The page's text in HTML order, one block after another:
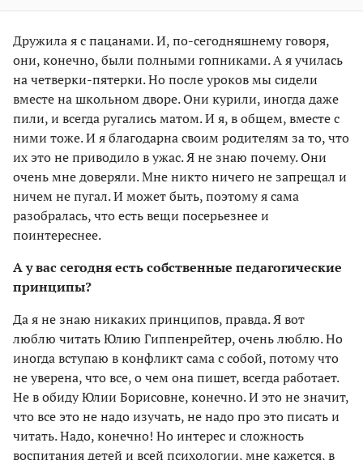
Дружила я с пацанами. И, по-сегодняшнему говоря,
они, конечно, были полными гопниками. А я училась
на четверки-пятерки. Но после уроков мы сидели
вместе на школьном дворе. Они курили, иногда даже
пили, и всегда ругались матом. И я, в общем, вместе с
ними тоже. И я благодарна своим родителям за то, что
их это не приводило в ужас. Я не знаю почему. Они
очень мне доверяли. Мне никто ничего не запрещал и
ничем не пугал. И может быть, поэтому я сама
разобралась, что есть вещи посерьезнее и
поинтереснее.
А у вас сегодня есть собственные педагогические
принципы?
Да я не знаю никаких принципов, правда. Я вот
люблю читать Юлию Гиппенрейтер, очень люблю. Но
иногда вступаю в конфликт сама с собой, потому что
не уверена, что все, о чем она пишет, всегда работает.
Не в обиду Юлии Борисовне, конечно. И это не значит,
что все это не надо изучать, не надо про это писать и
читать. Надо, конечно! Но интерес и сложность
воспитания детей и всей психологии, мне кажется, в